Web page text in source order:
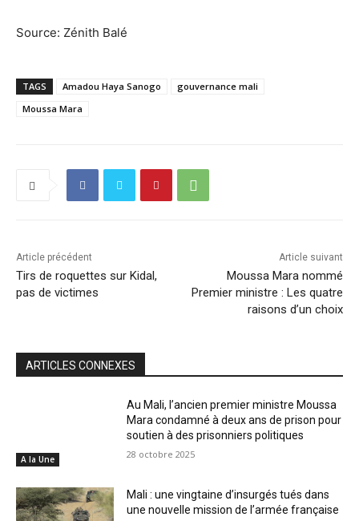
Source: Zénith Balé
TAGS Amadou Haya Sanogo
gouvernance mali
Moussa Mara
Article précédent
Tirs de roquettes sur Kidal,
pas de victimes
Article suivant
Moussa Mara nommé
Premier ministre : Les quatre
raisons d’un choix
ARTICLES CONNEXES
A la Une
Au Mali, l’ancien premier ministre Moussa
Mara condamné à deux ans de prison pour
soutien à des prisonniers politiques
28 octobre 2025
Mali : une vingtaine d’insurgés tués dans
une nouvelle mission de l’armée française